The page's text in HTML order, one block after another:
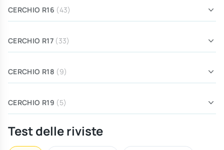
CERCHIO R16 (43)
CERCHIO R17 (33)
CERCHIO R18 (9)
CERCHIO R19 (5)
Test delle riviste